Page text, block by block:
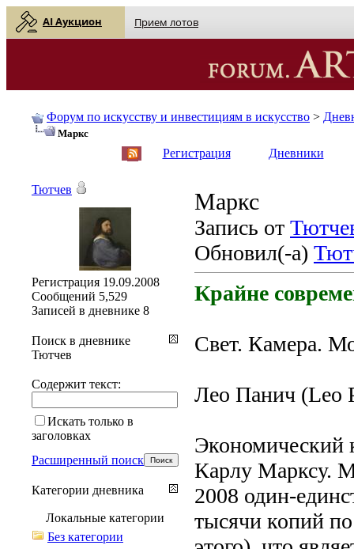
AI Аукцион Прием лотов
Форум по искусству и инвестициям в искусство >
Маркс
Регистрация Дневники
Маркс
Запись от
Обновил(-а)
Крайне
Свет. Камера.
Лео Панич (Leo
Экономический
Карлу Марксу.
2008 один-
тысячи копий
Тютчев
Регистрация 19.09.2008
Сообщений 5,529
Записей в дневнике 8
Поиск в дневнике
Тютчев
Содержит текст:
Искать только в
заголовках
Расширенный поиск
Категории дневника
Локальные категории
Без категории